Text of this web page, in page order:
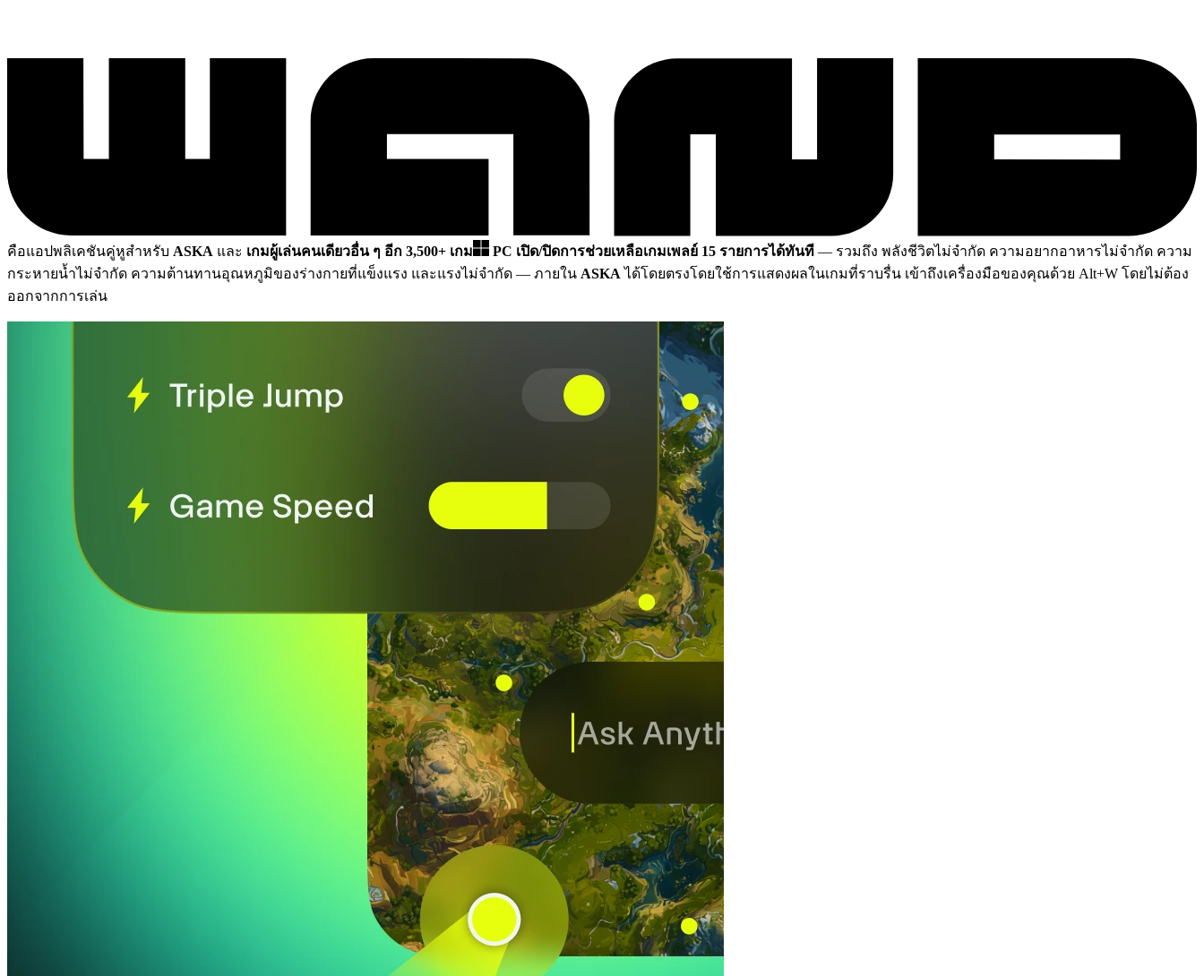
คือแอปพลิเคชันคู่หูสำหรับ ASKA และ เกมผู้เล่นคนเดียวอื่น ๆ อีก 3,500+ เกม PC เปิด/ปิดการช่วยเหลือเกมเพลย์ 15 รายการได้ทันที — รวมถึง พลังชีวิตไม่จำกัด ความอยากอาหารไม่จำกัด ความ
กระหายน้ำไม่จำกัด ความต้านทานอุณหภูมิของร่างกายที่แข็งแรง และแรงไม่จำกัด — ภายใน ASKA ได้โดยตรงโดยใช้การแสดงผลในเกมที่ราบรื่น เข้าถึงเครื่องมือของคุณด้วย Alt+W โดยไม่ต้อง
ออกจากการเล่น